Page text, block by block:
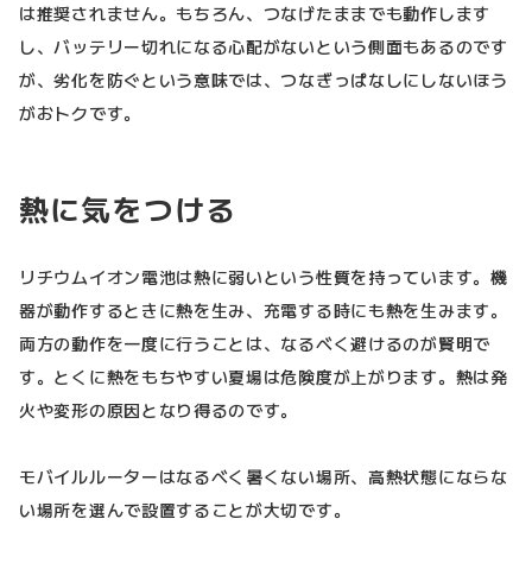
は推奨されません。もちろん、つなげたままでも動作します
し、バッテリー切れになる心配がないという側面もあるのです
が、劣化を防ぐという意味では、つなぎっぱなしにしないほう
がおトクです。
熱に気をつける
リチウムイオン電池は熱に弱いという性質を持っています。機
器が動作するときに熱を生み、充電する時にも熱を生みます。
両方の動作を一度に行うことは、なるべく避けるのが賢明で
す。とくに熱をもちやすい夏場は危険度が上がります。熱は発
火や変形の原因となり得るのです。
モバイルルーターはなるべく暑くない場所、高熱状態にならな
い場所を選んで設置することが大切です。